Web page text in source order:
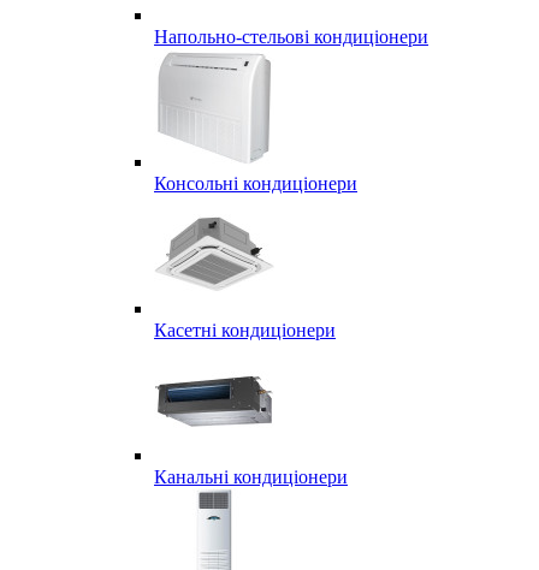
Напольно-стельові кондиціонери
Консольні кондиціонери
Касетні кондиціонери
Канальні кондиціонери